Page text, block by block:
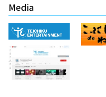
Media